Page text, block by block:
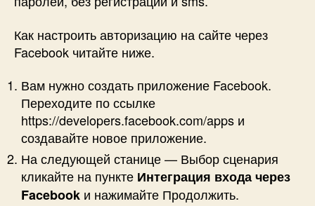
Как настроить авторизацию на сайте через
Facebook читайте ниже.
Вам нужно создать приложение Facebook.
Переходите по ссылке
https://developers.facebook.com/apps и
создавайте новое приложение.
На следующей станице — Выбор сценария
кликайте на пункте Интеграция входа через
Facebook и нажимайте Продолжить.